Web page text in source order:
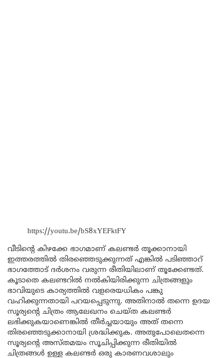
https://youtu.be/bS8xYEFktFY
വീടിന്റെ കിഴക്കേ ഭാഗമാണ് കലണ്ടർ തൂക്കാനായി
ഇത്തരത്തിൽ തിരഞ്ഞെടുക്കുന്നത് എങ്കിൽ പടിഞ്ഞാറ്
ഭാഗത്തോട് ദർശനം വരുന്ന രീതിയിലാണ് തൂക്കേണ്ടത്.
കൂടാതെ കലണ്ടറിൽ നൽകിയിരിക്കുന്ന ചിത്രങ്ങളും
ഭാവിയുടെ കാര്യത്തിൽ വളരെയധികം പങ്കു
വഹിക്കുന്നതായി പറയപ്പെടുന്നു. അതിനാൽ തന്നെ ഉദയ
സൂര്യന്റെ ചിത്രം ആലേഖനം ചെയ്ത കലണ്ടർ
ലഭിക്കുകയാണെങ്കിൽ തീർച്ചയായും അത് തന്നെ
തിരഞ്ഞെടുക്കാനായി ശ്രദ്ധിക്കുക. അതുപോലെതന്നെ
സൂര്യന്റെ അസ്തമയം സൂചിപ്പിക്കുന്ന രീതിയിൽ
ചിത്രങ്ങൾ ഉള്ള കലണ്ടർ ഒരു കാരണവശാലും